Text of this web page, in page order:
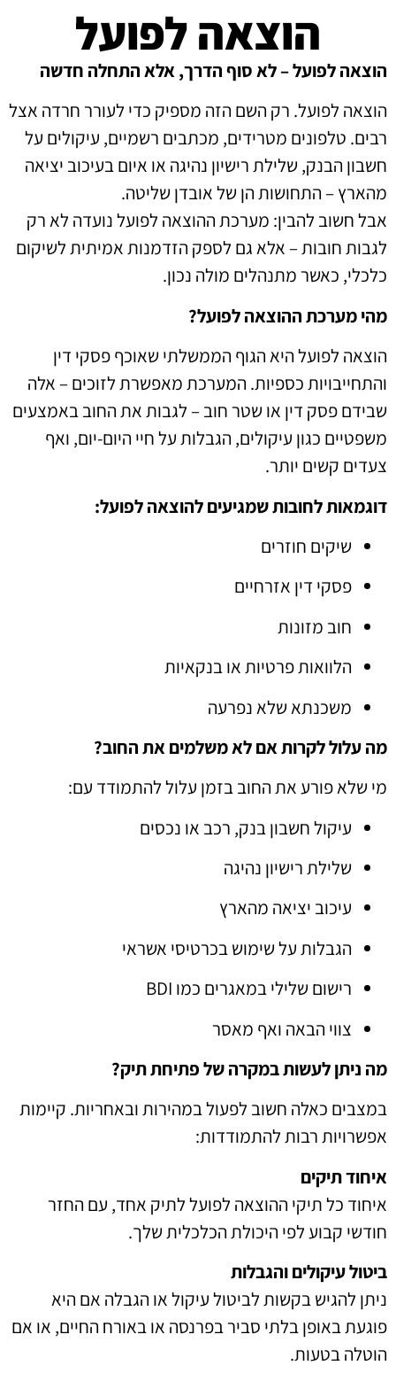
הוצאה לפועל
הוצאה לפועל – לא סוף הדרך, אלא התחלה חדשה
הוצאה לפועל. רק השם הזה מספיק כדי לעורר חרדה אצל
רבים. טלפונים מטרידים, מכתבים רשמיים, עיקולים על
חשבון הבנק, שלילת רישיון נהיגה או איום בעיכוב יציאה
מהארץ – התחושות הן של אובדן שליטה.
אבל חשוב להבין: מערכת ההוצאה לפועל נועדה לא רק
לגבות חובות – אלא גם לספק הזדמנות אמיתית לשיקום
כלכלי, כאשר מתנהלים מולה נכון.
מהי מערכת ההוצאה לפועל?
הוצאה לפועל היא הגוף הממשלתי שאוכף פסקי דין
והתחייבויות כספיות. המערכת מאפשרת לזוכים – אלה
שבידם פסק דין או שטר חוב – לגבות את החוב באמצעים
משפטיים כגון עיקולים, הגבלות על חיי היום-יום, ואף
צעדים קשים יותר.
דוגמאות לחובות שמגיעים להוצאה לפועל:
שיקים חוזרים
פסקי דין אזרחיים
חוב מזונות
הלוואות פרטיות או בנקאיות
משכנתא שלא נפרעה
מה עלול לקרות אם לא משלמים את החוב?
מי שלא פורע את החוב בזמן עלול להתמודד עם:
עיקול חשבון בנק, רכב או נכסים
שלילת רישיון נהיגה
עיכוב יציאה מהארץ
הגבלות על שימוש בכרטיסי אשראי
רישום שלילי במאגרים כמו BDI
צווי הבאה ואף מאסר
מה ניתן לעשות במקרה של פתיחת תיק?
במצבים כאלה חשוב לפעול במהירות ובאחריות. קיימות
אפשרויות רבות להתמודדות:
איחוד תיקים
איחוד כל תיקי ההוצאה לפועל לתיק אחד, עם החזר
חודשי קבוע לפי היכולת הכלכלית שלך.
ביטול עיקולים והגבלות
ניתן להגיש בקשות לביטול עיקול או הגבלה אם היא
פוגעת באופן בלתי סביר בפרנסה או באורח החיים, או אם
הוטלה בטעות.